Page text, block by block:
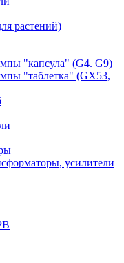
растений)
"капсула" (G4. G9)
"таблетка" (GX53,
усилители